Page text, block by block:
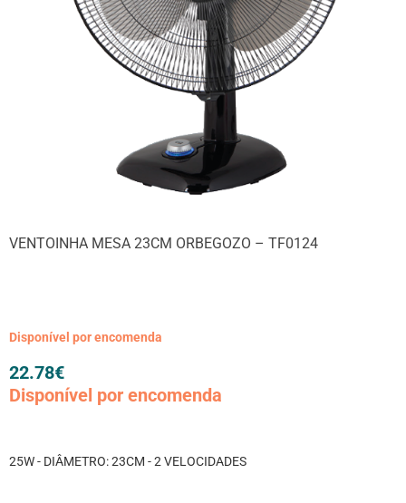
VENTOINHA MESA 23CM ORBEGOZO – TF0124
Disponível por encomenda
22.78€
Disponível por encomenda
25W - DIÂMETRO: 23CM - 2 VELOCIDADES